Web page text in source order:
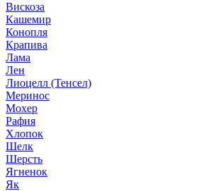
Вискоза
Кашемир
Конопля
Крапива
Лама
Лен
Лиоцелл (Тенсел)
Меринос
Мохер
Рафия
Хлопок
Шелк
Шерсть
Ягненок
Як